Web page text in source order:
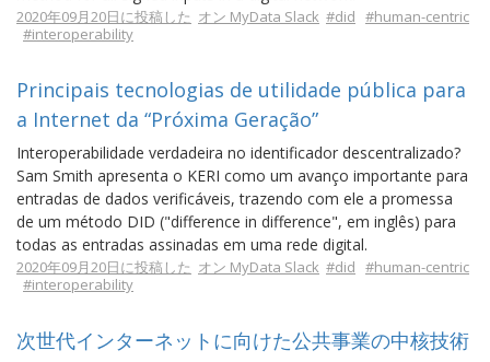
2020年09月20日に投稿した オン MyData Slack #did #human-centric
#interoperability
Principais tecnologias de utilidade pública para
a Internet da “Próxima Geração”
Interoperabilidade verdadeira no identificador descentralizado?
Sam Smith apresenta o KERI como um avanço importante para
entradas de dados verificáveis, trazendo com ele a promessa
de um método DID ("difference in difference", em inglês) para
todas as entradas assinadas em uma rede digital.
2020年09月20日に投稿した オン MyData Slack #did #human-centric
#interoperability
次世代インターネットに向けた公共事業の中核技術